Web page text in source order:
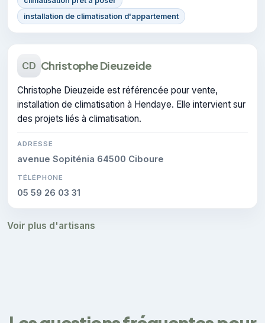
installation de climatisation d'appartement
CD Christophe Dieuzeide
Christophe Dieuzeide est référencée pour vente,
installation de climatisation à Hendaye. Elle intervient sur
des projets liés à climatisation.
ADRESSE
avenue Sopiténia 64500 Ciboure
TÉLÉPHONE
05 59 26 03 31
Voir plus d'artisans